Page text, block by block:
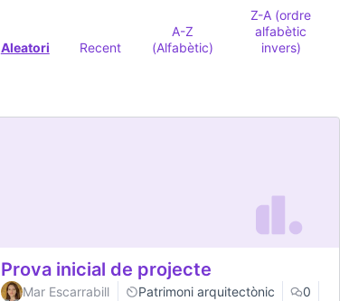
Aleatori Recent
A-Z
(Alfabètic)
Z-A (ordre
alfabètic
invers)
Prova inicial de projecte
Mar Escarrabill Patrimoni arquitectònic
0